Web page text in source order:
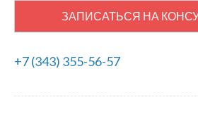
ЗАПИСАТЬСЯ НА
+7 (343) 355-56-57